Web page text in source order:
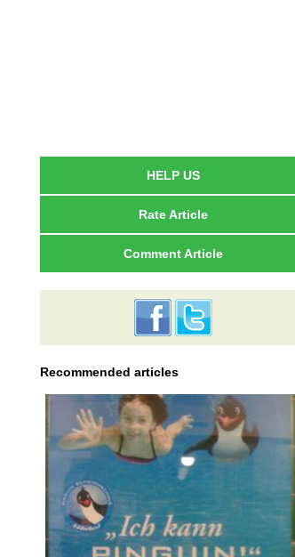
HELP US
Rate Article
Comment Article
Recommended articles